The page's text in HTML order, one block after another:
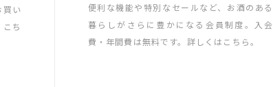
買い
ち
便利な機能や特別なセールなど、お酒のある
暮らしがさらに豊かになる会員制度。入会
費・年間費は無料です。詳しくはこちら。